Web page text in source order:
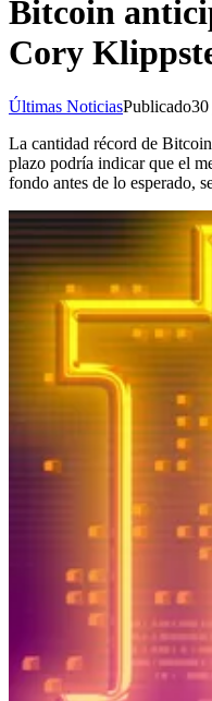
Bitcoin
Cory
Últimas NoticiasPublicado30
La cantidad récord de
plazo podría indicar que el
fondo antes de lo esperado,